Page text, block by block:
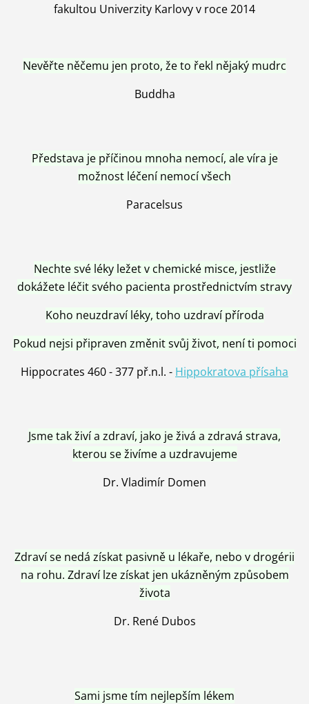
fakultou Univerzity Karlovy v roce 2014
Nevěřte něčemu jen proto, že to řekl nějaký mudrc
Buddha
Představa je příčinou mnoha nemocí, ale víra je
možnost léčení nemocí všech
Paracelsus
Nechte své léky ležet v chemické misce, jestliže
dokážete léčit svého pacienta prostřednictvím stravy
Koho neuzdraví léky, toho uzdraví příroda
Pokud nejsi připraven změnit svůj život, není ti pomoci
Hippocrates 460 - 377 př.n.l. - Hippokratova přísaha
Jsme tak živí a zdraví, jako je živá a zdravá strava,
kterou se živíme a uzdravujeme
Dr. Vladimír Domen
Zdraví se nedá získat pasivně u lékaře, nebo v drogérii
na rohu. Zdraví lze získat jen ukázněným způsobem
života
Dr. René Dubos
Sami jsme tím nejlepším lékem